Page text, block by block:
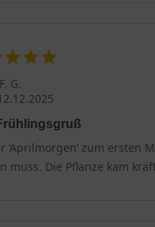
Rückschnitt ist
– wann und wie sollte man
Rhododendrondünger,
F. G.
‘Aprilmorgen’ zum
muss. Die Pflanze kam